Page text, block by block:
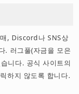
, Discord나 SNS상
. 러그풀(자금을 모은
니다. 공식 사이트의
하지 않도록 합니다.